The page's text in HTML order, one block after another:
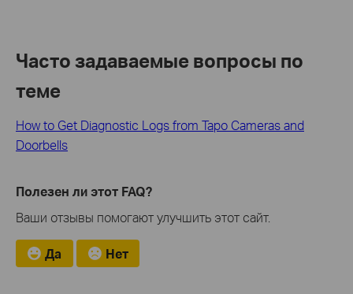
Часто задаваемые вопросы по
теме
How to Get Diagnostic Logs from Tapo Cameras and
Doorbells
Полезен ли этот FAQ?
Ваши отзывы помогают улучшить этот сайт.
Да Нет